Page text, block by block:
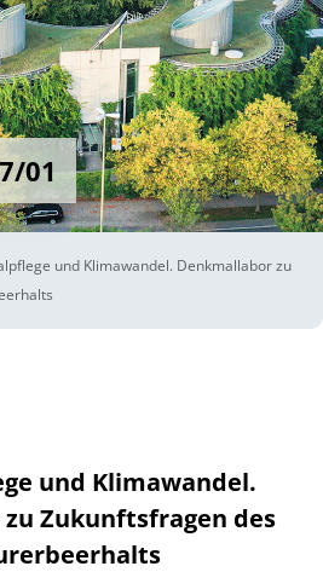
01
und Klimawandel. Denkmallabor zu
und Klimawandel.
Zukunftsfragen des